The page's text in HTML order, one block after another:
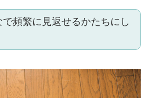
で頻繁に見返せるかたちにし